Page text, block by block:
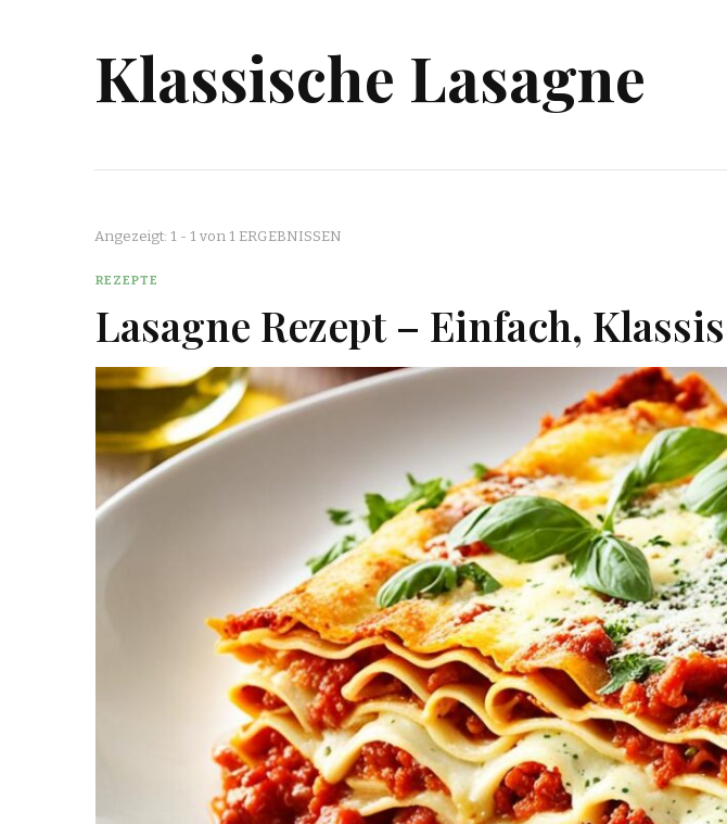
Klassische Lasagne
Angezeigt: 1 - 1 von 1 ERGEBNISSEN
REZEPTE
Lasagne Rezept – Einfach,